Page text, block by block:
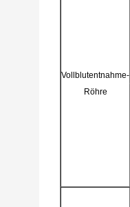
Vollblutentnahme-
Röhre